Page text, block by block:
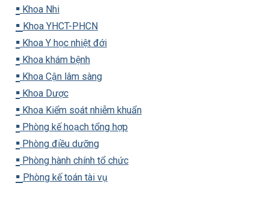
▪️ Khoa Nhi
▪️ Khoa YHCT-PHCN
▪️ Khoa Y học nhiệt đới
▪️ Khoa khám bệnh
▪️ Khoa Cận lâm sàng
▪️ Khoa Dược
▪️ Khoa Kiểm soát nhiễm khuẩn
▪️ Phòng kế hoạch tổng hợp
▪️ Phòng điều dưỡng
▪️ Phòng hành chính tổ chức
▪️ Phòng kế toán tài vụ